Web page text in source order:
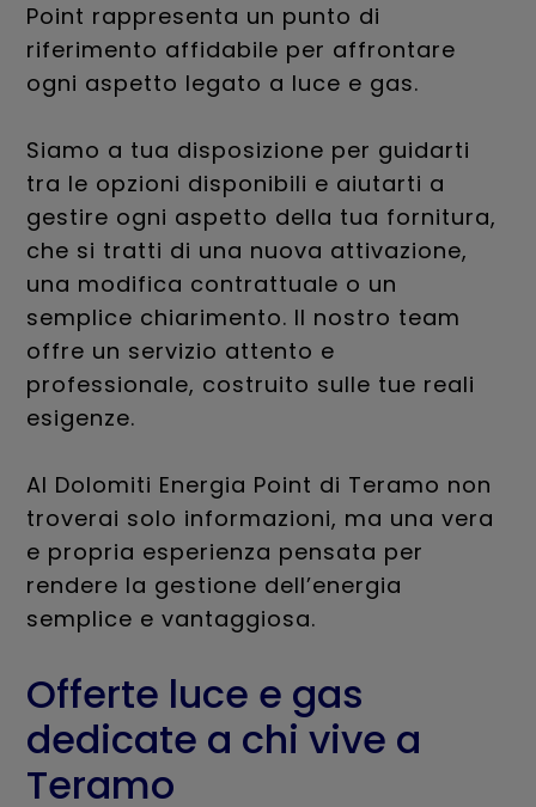
Point rappresenta un punto di
riferimento affidabile per affrontare
ogni aspetto legato a luce e gas.
Siamo a tua disposizione per guidarti
tra le opzioni disponibili e aiutarti a
gestire ogni aspetto della tua fornitura,
che si tratti di una nuova attivazione,
una modifica contrattuale o un
semplice chiarimento. Il nostro team
offre un servizio attento e
professionale, costruito sulle tue reali
esigenze.
Al Dolomiti Energia Point di Teramo non
troverai solo informazioni, ma una vera
e propria esperienza pensata per
rendere la gestione dell’energia
semplice e vantaggiosa.
Offerte luce e gas
dedicate a chi vive a
Teramo